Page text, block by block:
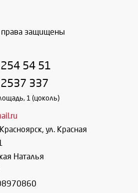
защищены
54 51
337
1 (цоколь)
Красноярск, ул. Красная
Наталья